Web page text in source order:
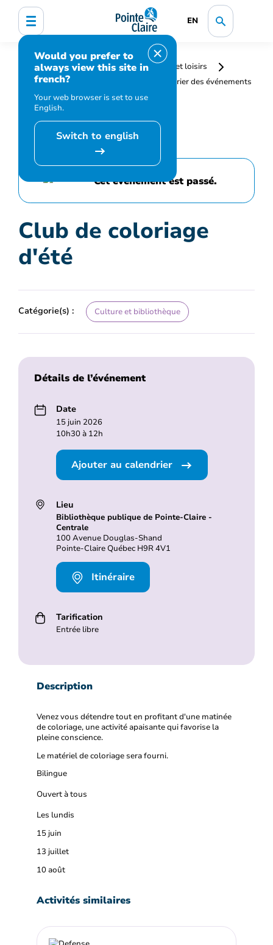
EN
Would you prefer to
always view this site in
french?
Your web browser is set to use
English.
Switch to english
Accueil
Bibliothèque, culture, sports et loisirs
Programmation et inscription
Calendrier des événements
et activités
Club de coloriage d'été
Cet événement est passé.
Club de coloriage
d'été
Catégorie(s) : Culture et bibliothèque
Détails de l’événement
Date
15 juin 2026
10h30 à 12h
Ajouter au calendrier
Lieu
Bibliothèque publique de Pointe-Claire -
Centrale
100 Avenue Douglas-Shand
Pointe-Claire Québec H9R 4V1
Itinéraire
Tarification
Entrée libre
Description
Venez vous détendre tout en profitant d'une matinée
de coloriage, une activité apaisante qui favorise la
pleine conscience.
Le matériel de coloriage sera fourni.
Bilingue
Ouvert à tous
Les lundis
15 juin
13 juillet
10 août
Activités similaires